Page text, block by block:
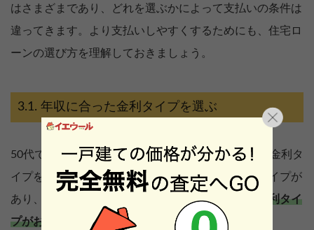
はさまざまであり、どれを選ぶかによって支払いの条件は
違ってきます。より支払いしやすくするためにも、住宅ロ
ーンの選び方を理解しておきましょう。
年収に合った金利タイプを選ぶ
50代で住宅ローンを組むなら、自分の年収に合った金利タ
イプを選ぶことが大切です。金利は変動と固定のタイプが
あり、
将来年収が下がる可能性があるなら、固定金利タイ
プがおすすめです。